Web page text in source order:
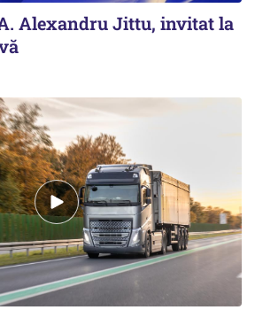
Alexandru Jittu, invitat la